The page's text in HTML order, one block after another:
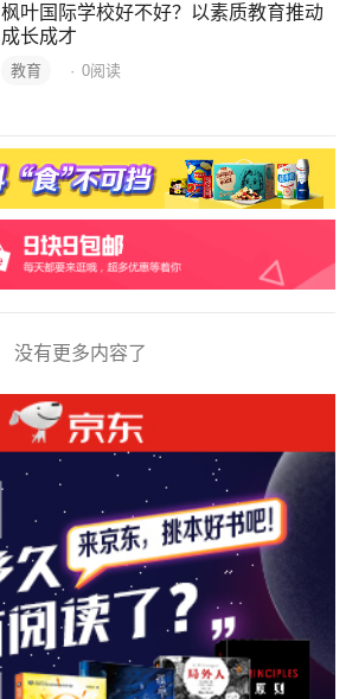
枫叶国际学校好不好？以素质教育推动
成长成才
教育 · 0阅读
没有更多内容了